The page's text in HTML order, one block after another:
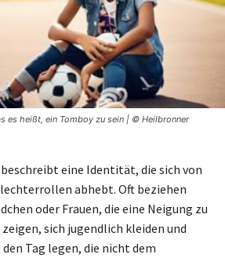
es heißt, ein Tomboy zu sein | © Heilbronner
beschreibt eine Identität, die sich von
abhebt. Oft beziehen
oder Frauen, die eine Neigung zu
sich jugendlich kleiden und
Tag legen, die nicht dem